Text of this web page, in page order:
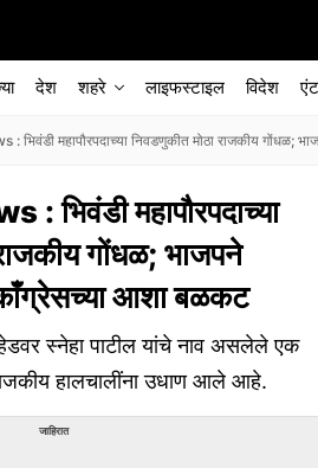
देश शहरे लाइफस्टाइल विदेश
भिवंडी महापौरपदाच्या निवडणुकीत मोठा राजकीय गोंधळ;
भिवंडी महापौरपदाच्या
गोंधळ; भाजपने
आशा बळकट
स्नेहा पाटील यांचे नाव असलेले एक
हालचालींना उधाण आले आहे.
जाहिरात